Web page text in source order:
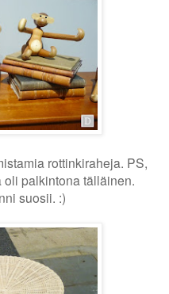
rottinkiraheja. PS,
palkintona tälläinen.
suosii. :)